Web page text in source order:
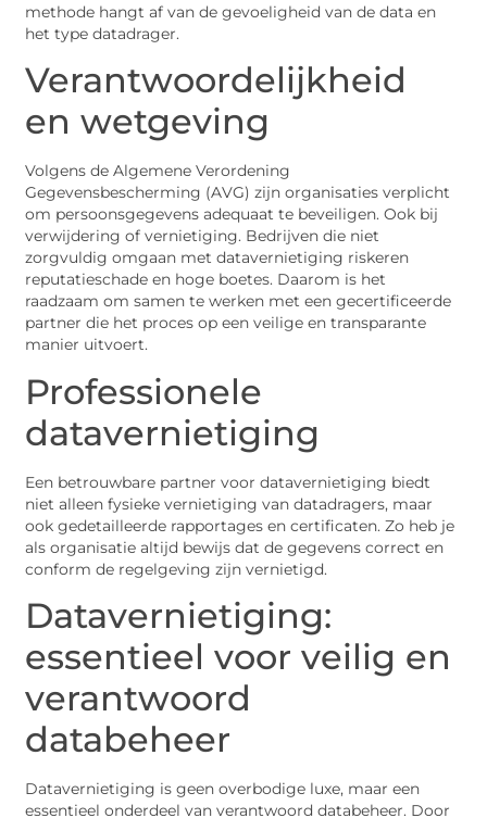
methode hangt af van de gevoeligheid van de data en
het type datadrager.
Verantwoordelijkheid
en wetgeving
Volgens de Algemene Verordening
Gegevensbescherming (AVG) zijn organisaties verplicht
om persoonsgegevens adequaat te beveiligen. Ook bij
verwijdering of vernietiging. Bedrijven die niet
zorgvuldig omgaan met datavernietiging riskeren
reputatieschade en hoge boetes. Daarom is het
raadzaam om samen te werken met een gecertificeerde
partner die het proces op een veilige en transparante
manier uitvoert.
Professionele
datavernietiging
Een betrouwbare partner voor datavernietiging biedt
niet alleen fysieke vernietiging van datadragers, maar
ook gedetailleerde rapportages en certificaten. Zo heb je
als organisatie altijd bewijs dat de gegevens correct en
conform de regelgeving zijn vernietigd.
Datavernietiging:
essentieel voor veilig en
verantwoord
databeheer
Datavernietiging is geen overbodige luxe, maar een
essentieel onderdeel van verantwoord databeheer. Door